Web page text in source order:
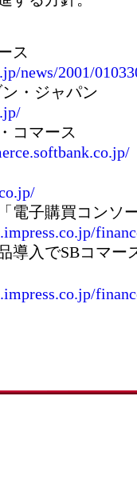
ス
news/2001/
ン・ジャパン
コマース
電子購買コンソ
導入でSBコマ